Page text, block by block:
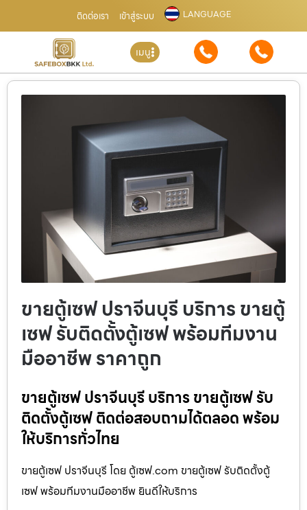
ติดต่อเรา เข้าสู่ระบบ LANGUAGE
เมนู
ขายตู้เซฟ ปราจีนบุรี บริการ ขายตู้
เซฟ รับติดตั้งตู้เซฟ พร้อมทีมงาน
มืออาชีพ ราคาถูก
ขายตู้เซฟ ปราจีนบุรี บริการ ขายตู้เซฟ รับ
ติดตั้งตู้เซฟ ติดต่อสอบถามได้ตลอด พร้อม
ให้บริการทั่วไทย
ขายตู้เซฟ ปราจีนบุรี โดย ตู้เซฟ.com ขายตู้เซฟ รับติดตั้งตู้
เซฟ พร้อมทีมงานมืออาชีพ ยินดีให้บริการ